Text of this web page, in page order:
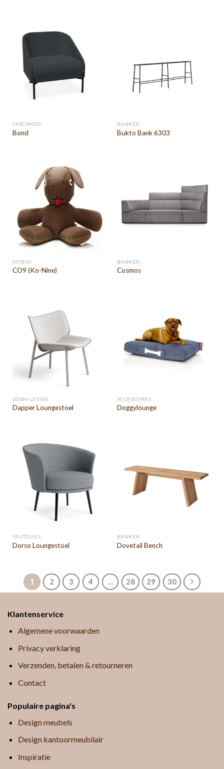
CASCANDO
Bond
BANKEN
Bukto Bank 6303
FATBOY
CO9 (Ko-Nine)
BANKEN
Cosmos
DOSHI LEVIEN
Dapper Loungestoel
ACCESSOIRES
Doggylounge
FAUTEUILS
Dorso Loungestoel
BANKEN
Dovetail Bench
1 2 3 4 28 29 30
Klantenservice
Algemene voorwaarden
Privacy verklaring
Verzenden, betalen & retourneren
Contact
Populaire pagina's
Design meubels
Design kantoormeubilair
Inspiratie